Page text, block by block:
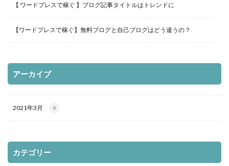
【 ワードプレスで稼ぐ 】ブログ記事タイトルはトレンドに
【ワードプレスで稼ぐ】無料ブログと自己ブログはどう違うの？
アーカイブ
2021年3月 9
カテゴリー